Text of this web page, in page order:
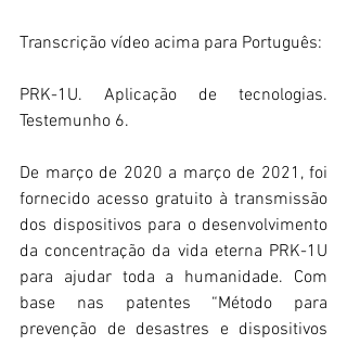
Transcrição vídeo acima para Português:
PRK-1U. Aplicação de tecnologias.
Testemunho 6.
De março de 2020 a março de 2021, foi
fornecido acesso gratuito à transmissão
dos dispositivos para o desenvolvimento
da concentração da vida eterna PRK-1U
para ajudar toda a humanidade. Com
base nas patentes “Método para
prevenção de desastres e dispositivos